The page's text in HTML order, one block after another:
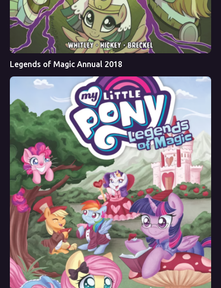
Legends of Magic Annual 2018